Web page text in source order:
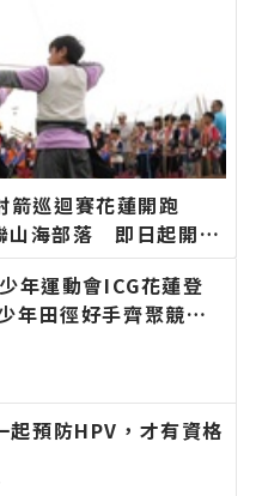
箭巡迴賽花蓮開跑
類新聞－最快速的今
！
年運動會ICG花蓮登
田徑好手齊聚競
新聞報導 最新的在地
起預防HPV，才有資格